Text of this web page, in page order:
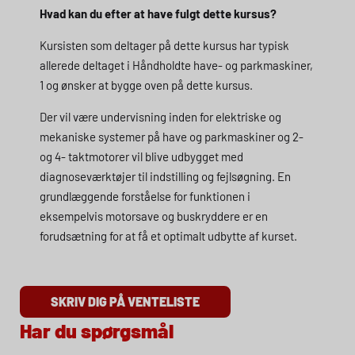
Hvad kan du efter at have fulgt dette kursus?
Kursisten som deltager på dette kursus har typisk
allerede deltaget i Håndholdte have- og parkmaskiner,
1 og ønsker at bygge oven på dette kursus.
Der vil være undervisning inden for elektriske og
mekaniske systemer på have og parkmaskiner og 2-
og 4- taktmotorer vil blive udbygget med
diagnoseværktøjer til indstilling og fejlsøgning. En
grundlæggende forståelse for funktionen i
eksempelvis motorsave og buskryddere er en
forudsætning for at få et optimalt udbytte af kurset.
SKRIV DIG PÅ VENTELISTE
Har du spørgsmål